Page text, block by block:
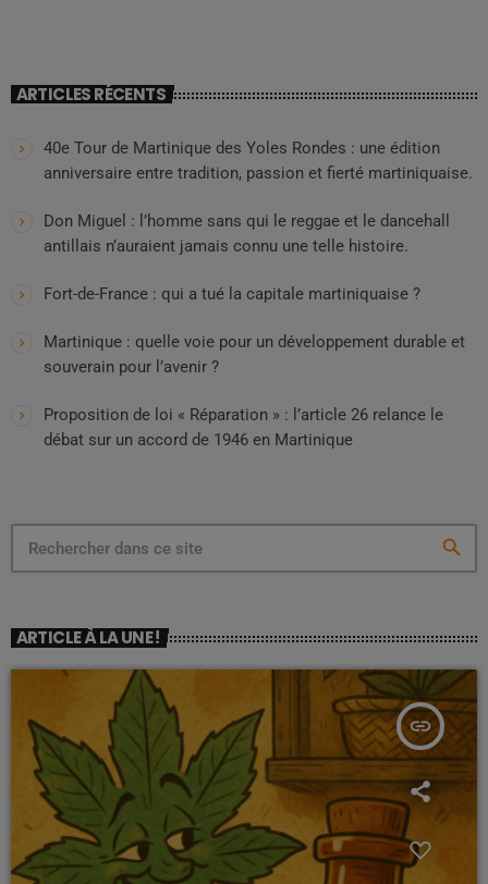
ARTICLES RÉCENTS
40e Tour de Martinique des Yoles Rondes : une édition
anniversaire entre tradition, passion et fierté martiniquaise.
Don Miguel : l’homme sans qui le reggae et le dancehall
antillais n’auraient jamais connu une telle histoire.
Fort-de-France : qui a tué la capitale martiniquaise ?
Martinique : quelle voie pour un développement durable et
souverain pour l’avenir ?
Proposition de loi « Réparation » : l’article 26 relance le
débat sur un accord de 1946 en Martinique
search
ARTICLE À LA UNE !
insert_link